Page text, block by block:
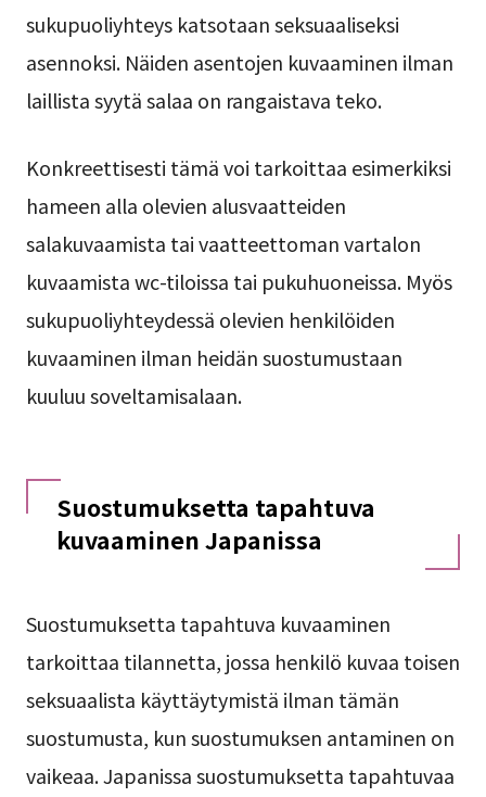
sukupuoliyhteys katsotaan seksuaaliseksi
asennoksi. Näiden asentojen kuvaaminen ilman
laillista syytä salaa on rangaistava teko.
Konkreettisesti tämä voi tarkoittaa esimerkiksi
hameen alla olevien alusvaatteiden
salakuvaamista tai vaatteettoman vartalon
kuvaamista wc-tiloissa tai pukuhuoneissa. Myös
sukupuoliyhteydessä olevien henkilöiden
kuvaaminen ilman heidän suostumustaan
kuuluu soveltamisalaan.
Suostumuksetta tapahtuva
kuvaaminen Japanissa
Suostumuksetta tapahtuva kuvaaminen
tarkoittaa tilannetta, jossa henkilö kuvaa toisen
seksuaalista käyttäytymistä ilman tämän
suostumusta, kun suostumuksen antaminen on
vaikeaa. Japanissa suostumuksetta tapahtuvaa